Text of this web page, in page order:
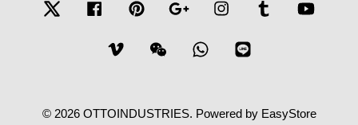
Twitter Facebook Pinterest Google Instagram Tumblr
Vimeo Wechat Whatsapp
© 2026 OTTOINDUSTRIES. Powered by EasyStore